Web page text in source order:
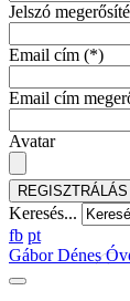
Jelszó
Email cím (*)
Email cím
Avatar
REGISZTRÁLÁS
Keresés...
fb pt
Gábor Dénes